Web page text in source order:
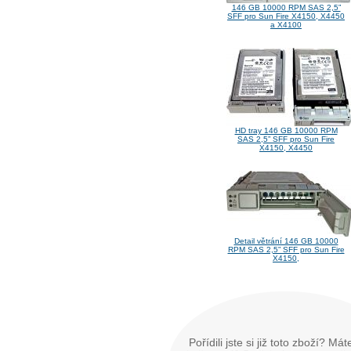
146 GB 10000 RPM SAS 2,5”
SFF pro Sun Fire X4150, X4450
a X4100
HD tray 146 GB 10000 RPM
SAS 2,5” SFF pro Sun Fire
X4150, X4450
Detail větrání 146 GB 10000
RPM SAS 2,5” SFF pro Sun Fire
X4150,
Pořídili jste si již toto zboží?